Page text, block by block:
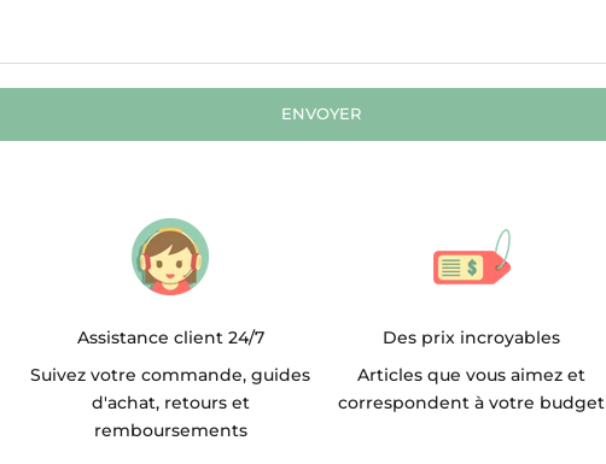
ENVOYER
Assistance client 24/7
Suivez votre commande, guides
d'achat, retours et
remboursements
Des prix incroyables
Articles que vous aimez et
correspondent à votre budget